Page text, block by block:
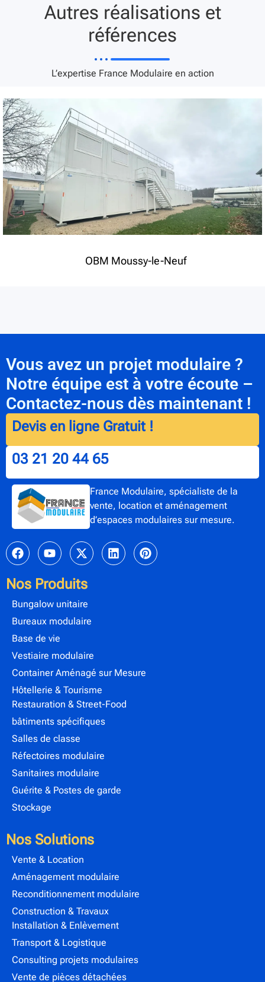
Autres réalisations et
références
L’expertise France Modulaire en action
OBM Moussy-le-Neuf
Vous avez un projet modulaire ?
Notre équipe est à votre écoute –
Contactez-nous dès maintenant !
Devis en ligne Gratuit !
03 21 20 44 65
France Modulaire, spécialiste de la
vente, location et aménagement
d’espaces modulaires sur mesure.
Nos Produits
Bungalow unitaire
Bureaux modulaire
Base de vie
Vestiaire modulaire
Container Aménagé sur Mesure
Hôtellerie & Tourisme
Restauration & Street-Food
bâtiments spécifiques
Salles de classe
Réfectoires modulaire
Sanitaires modulaire
Guérite & Postes de garde
Stockage
Nos Solutions
Vente & Location
Aménagement modulaire
Reconditionnement modulaire
Construction & Travaux
Installation & Enlèvement
Transport & Logistique
Consulting projets modulaires
Vente de pièces détachées